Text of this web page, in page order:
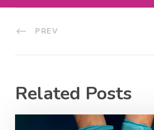
PREV
Related Posts